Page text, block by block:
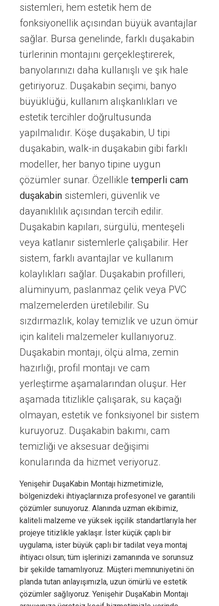
sistemleri, hem estetik hem de
fonksiyonellik açısından büyük avantajlar
sağlar. Bursa genelinde, farklı duşakabin
türlerinin montajını gerçekleştirerek,
banyolarınızı daha kullanışlı ve şık hale
getiriyoruz. Duşakabin seçimi, banyo
büyüklüğü, kullanım alışkanlıkları ve
estetik tercihler doğrultusunda
yapılmalıdır. Köşe duşakabin, U tipi
duşakabin, walk-in duşakabin gibi farklı
modeller, her banyo tipine uygun
çözümler sunar. Özellikle temperli cam
duşakabin sistemleri, güvenlik ve
dayanıklılık açısından tercih edilir.
Duşakabin kapıları, sürgülü, menteşeli
veya katlanır sistemlerle çalışabilir. Her
sistem, farklı avantajlar ve kullanım
kolaylıkları sağlar. Duşakabin profilleri,
alüminyum, paslanmaz çelik veya PVC
malzemelerden üretilebilir. Su
sızdırmazlık, kolay temizlik ve uzun ömür
için kaliteli malzemeler kullanıyoruz.
Duşakabin montajı, ölçü alma, zemin
hazırlığı, profil montajı ve cam
yerleştirme aşamalarından oluşur. Her
aşamada titizlikle çalışarak, su kaçağı
olmayan, estetik ve fonksiyonel bir sistem
kuruyoruz. Duşakabin bakımı, cam
temizliği ve aksesuar değişimi
konularında da hizmet veriyoruz.
Yenişehir DuşaKabin Montajı hizmetimizle,
bölgenizdeki ihtiyaçlarınıza profesyonel ve garantili
çözümler sunuyoruz. Alanında uzman ekibimiz,
kaliteli malzeme ve yüksek işçilik standartlarıyla her
projeye titizlikle yaklaşır. İster küçük çaplı bir
uygulama, ister büyük çaplı bir tadilat veya montaj
ihtiyacı olsun; tüm işlerinizi zamanında ve sorunsuz
bir şekilde tamamlıyoruz. Müşteri memnuniyetini ön
planda tutan anlayışımızla, uzun ömürlü ve estetik
çözümler sağlıyoruz. Yenişehir DuşaKabin Montajı